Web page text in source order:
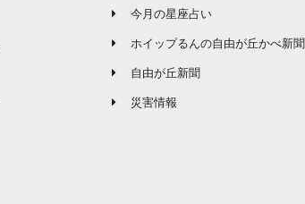
今月の星座占い
ホイップるんの自由が丘かべ新聞
自由が丘新聞
災害情報